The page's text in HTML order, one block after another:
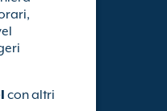
con altri